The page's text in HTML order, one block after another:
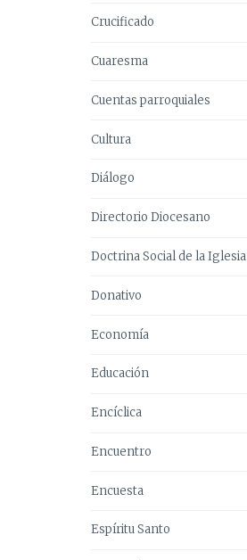
Crucificado
Cuaresma
Cuentas parroquiales
Cultura
Diálogo
Directorio Diocesano
Doctrina Social de la Iglesia
Donativo
Economía
Educación
Encíclica
Encuentro
Encuesta
Espíritu Santo